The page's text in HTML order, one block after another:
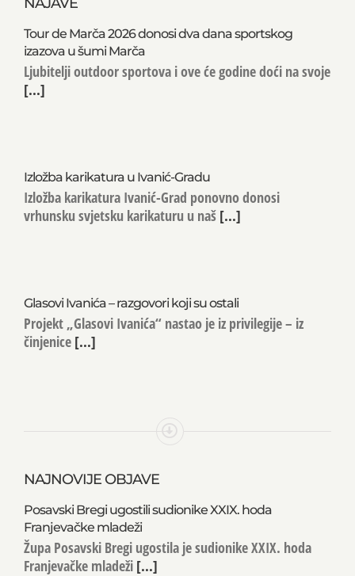
Tour de Marča 2026 donosi dva dana sportskog
izazova u šumi Marča
Ljubitelji outdoor sportova i ove će godine doći na svoje
[...]
Izložba karikatura u Ivanić-Gradu
Izložba karikatura Ivanić-Grad ponovno donosi
vrhunsku svjetsku karikaturu u naš [...]
Glasovi Ivanića – razgovori koji su ostali
Projekt „Glasovi Ivanića“ nastao je iz privilegije – iz
činjenice [...]
NAJNOVIJE OBJAVE
Posavski Bregi ugostili sudionike XXIX. hoda
Franjevačke mladeži
Župa Posavski Bregi ugostila je sudionike XXIX. hoda
Franjevačke mladeži [...]